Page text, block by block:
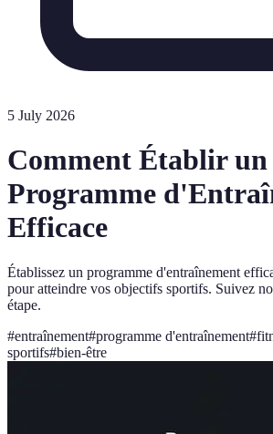
5 July 2026
Comment Établir un
Programme
Efficace
Établissez un programme d'entraînement
pour atteindre vos objectifs sportifs. Suivez
étape.
#entraînement#programme d'entraînement#
sportifs#bien-être